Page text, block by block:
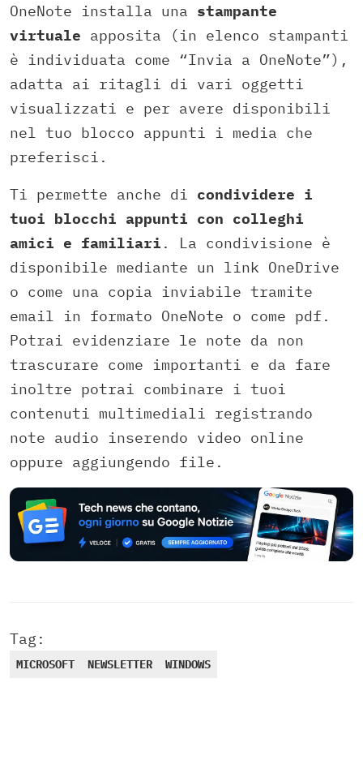
OneNote installa una stampante
virtuale apposita (in elenco stampanti
è individuata come “Invia a OneNote”),
adatta ai ritagli di vari oggetti
visualizzati e per avere disponibili
nel tuo blocco appunti i media che
preferisci.
Ti permette anche di condividere i
tuoi blocchi appunti con colleghi
amici e familiari . La condivisione è
disponibile mediante un link OneDrive
o come una copia inviabile tramite
email in formato OneNote o come pdf.
Potrai evidenziare le note da non
trascurare come importanti e da fare
inoltre potrai combinare i tuoi
contenuti multimediali registrando
note audio inserendo video online
oppure aggiungendo file.
Tag:
MICROSOFT NEWSLETTER WINDOWS